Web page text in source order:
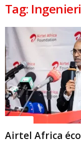
Tag:
Airtel Africa